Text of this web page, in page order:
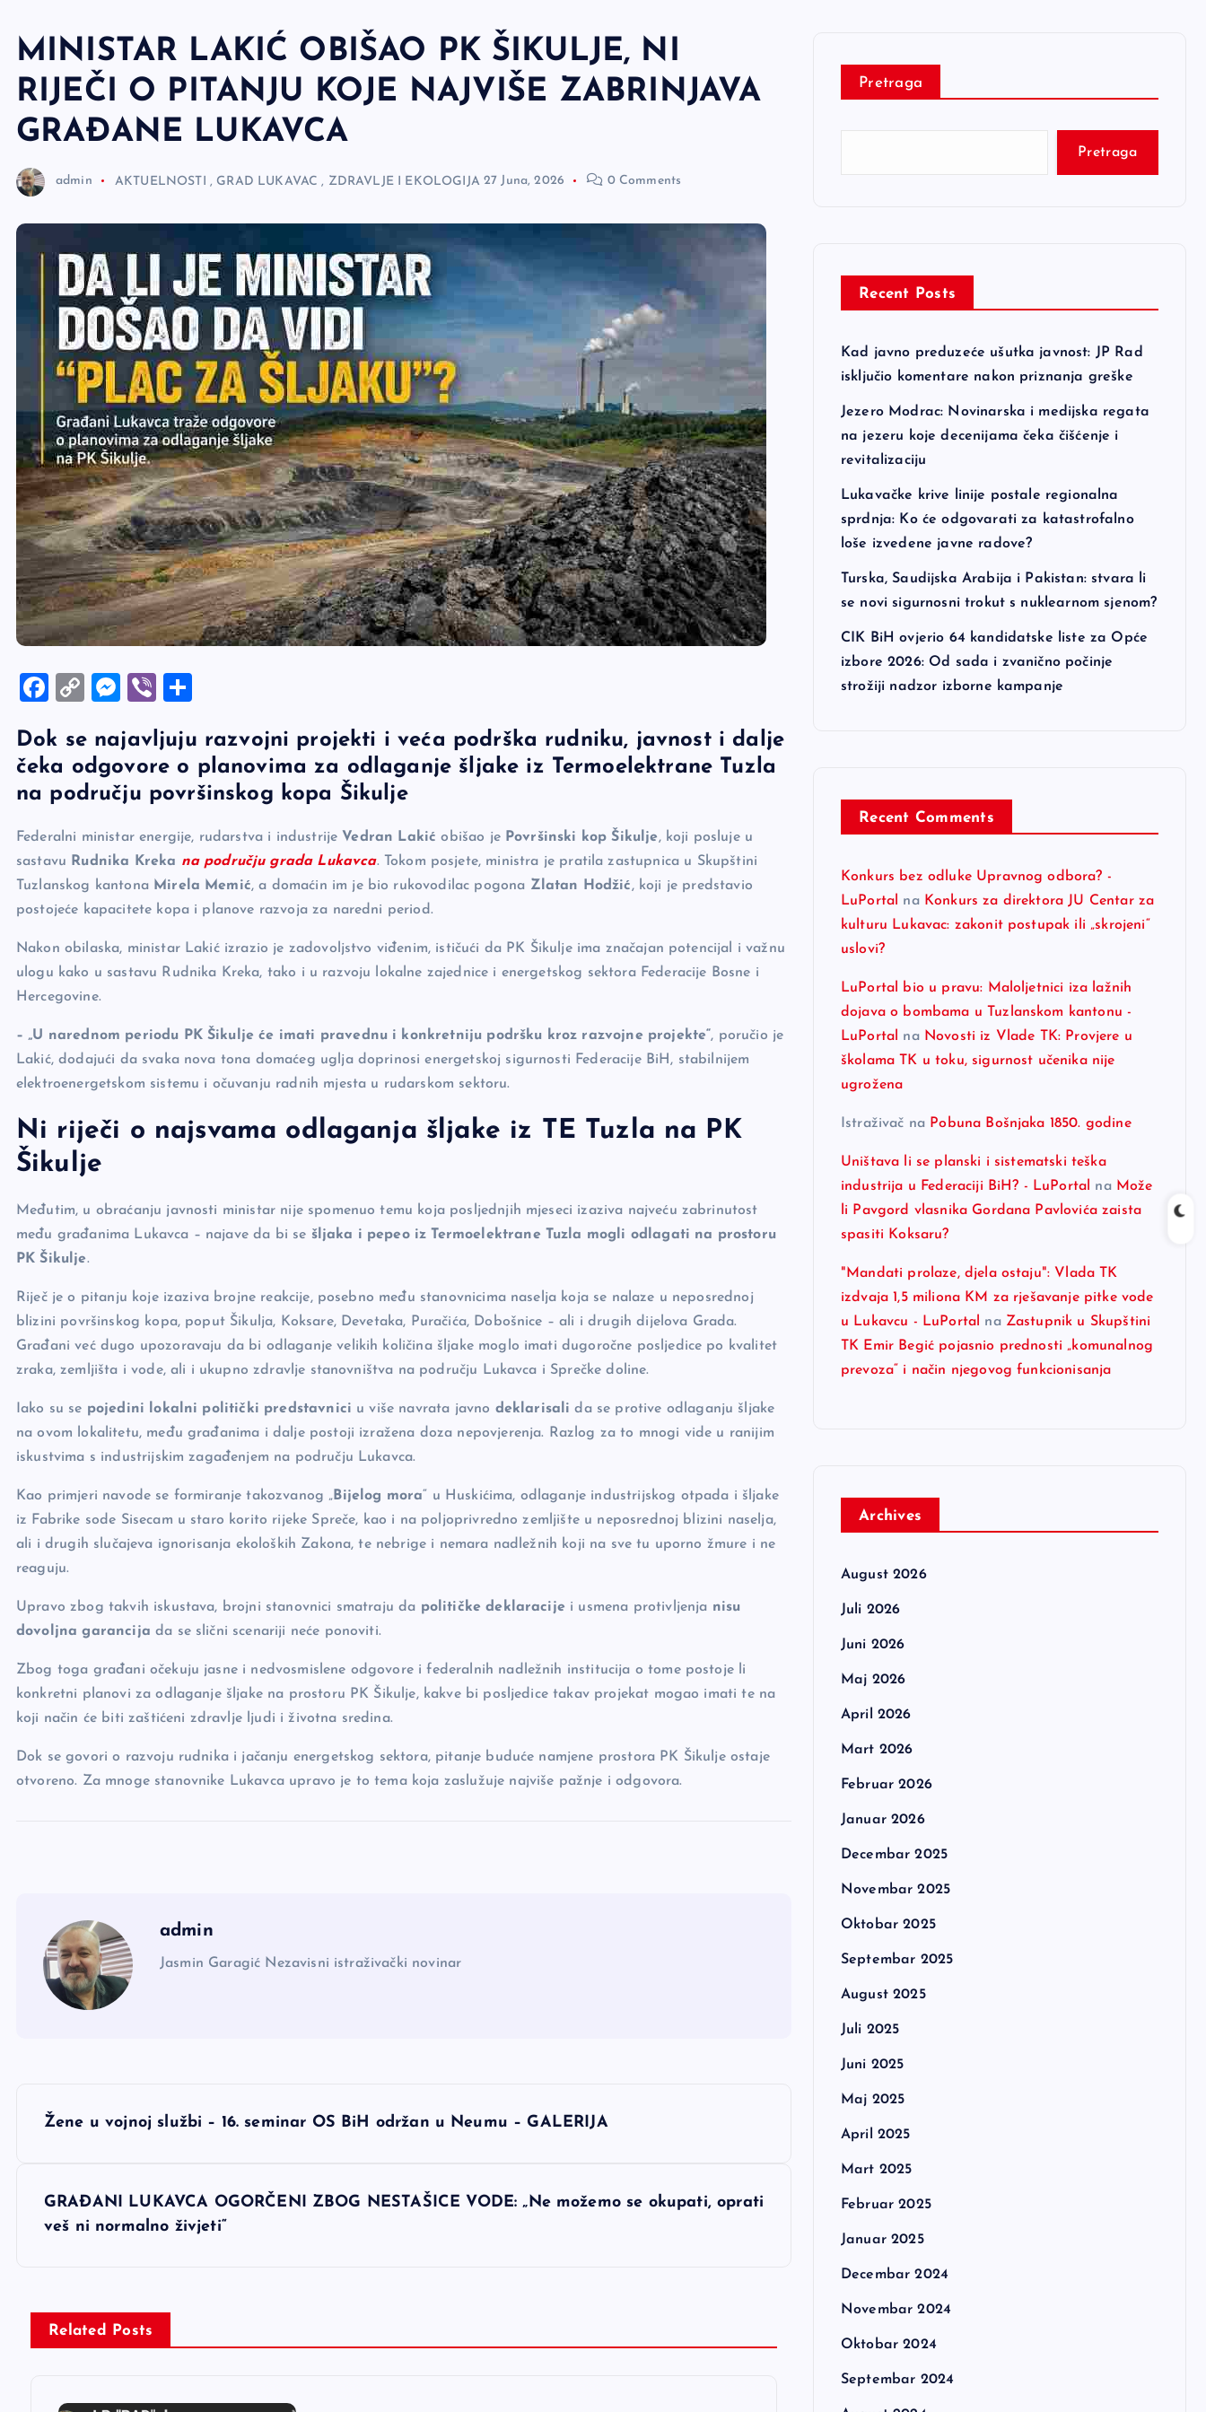
MINISTAR LAKIĆ OBIŠAO PK ŠIKULJE, NI
RIJEČI O PITANJU KOJE NAJVIŠE ZABRINJAVA
GRAĐANE LUKAVCA
admin AKTUELNOSTI , GRAD LUKAVAC , ZDRAVLJE I EKOLOGIJA 27 Juna, 2026 0 Comments
F
c
e
b
o
o
k
C
p
y
Li
n
k
M
se
n
g
er
Vi
er ar
e
Dok se najavljuju razvojni projekti i veća podrška rudniku, javnost i dalje
čeka odgovore o planovima za odlaganje šljake iz Termoelektrane Tuzla
na području površinskog kopa Šikulje
Federalni ministar energije, rudarstva i industrije Vedran Lakić obišao je Površinski kop Šikulje, koji posluje u
sastavu
Rudnika Kreka na području grada Lukavca. Tokom posjete, ministra je pratila zastupnica u Skupštini
Tuzlanskog kantona Mirela Memić, a domaćin im je bio rukovodilac pogona Zlatan Hodžić, koji je predstavio
postojeće kapacitete kopa i planove razvoja za naredni period.
Nakon obilaska, ministar Lakić izrazio je zadovoljstvo viđenim, ističući da PK Šikulje ima značajan potencijal i važnu
ulogu kako u sastavu Rudnika Kreka, tako i u razvoju lokalne zajednice i energetskog sektora Federacije Bosne i
Hercegovine.
– „U narednom periodu PK Šikulje će imati pravednu i konkretniju podršku kroz razvojne projekte“, poručio je
Lakić, dodajući da svaka nova tona domaćeg uglja doprinosi energetskoj sigurnosti Federacije BiH, stabilnijem
elektroenergetskom sistemu i očuvanju radnih mjesta u rudarskom sektoru.
Ni riječi o najsvama odlaganja šljake iz TE Tuzla na PK
Šikulje
Međutim, u obraćanju javnosti ministar nije spomenuo temu koja posljednjih mjeseci izaziva najveću zabrinutost
među građanima Lukavca – najave da bi se šljaka i pepeo iz Termoelektrane Tuzla mogli odlagati na prostoru
PK Šikulje.
Riječ je o pitanju koje izaziva brojne reakcije, posebno među stanovnicima naselja koja se nalaze u neposrednoj
blizini površinskog kopa, poput Šikulja, Koksare, Devetaka, Puračića, Dobošnice – ali i drugih dijelova Grada.
Građani već dugo upozoravaju da bi odlaganje velikih količina šljake moglo imati dugoročne posljedice po kvalitet
zraka, zemljišta i vode, ali i ukupno zdravlje stanovništva na području Lukavca i Sprečke doline.
Iako su se pojedini lokalni politički predstavnici u više navrata javno deklarisali da se protive odlaganju šljake
na ovom lokalitetu, među građanima i dalje postoji izražena doza nepovjerenja. Razlog za to mnogi vide u ranijim
iskustvima s industrijskim zagađenjem na području Lukavca.
Kao primjeri navode se formiranje takozvanog „ Bijelog mora“ u Huskićima, odlaganje industrijskog otpada i šljake
iz Fabrike sode Sisecam u staro korito rijeke Spreče, kao i na poljoprivredno zemljište u neposrednoj blizini naselja,
ali i drugih slučajeva ignorisanja ekoloških Zakona, te nebrige i nemara nadležnih koji na sve tu uporno žmure i ne
reaguju.
Upravo zbog takvih iskustava, brojni stanovnici smatraju da političke deklaracijei usmena protivljenja nisu
dovoljna garancija da se slični scenariji neće ponoviti.
Zbog toga građani očekuju jasne i nedvosmislene odgovore i federalnih nadležnih institucija o tome postoje li
konkretni planovi za odlaganje šljake na prostoru PK Šikulje, kakve bi posljedice takav projekat mogao imati te na
koji način će biti zaštićeni zdravlje ljudi i životna sredina.
Dok se govori o razvoju rudnika i jačanju energetskog sektora, pitanje buduće namjene prostora PK Šikulje ostaje
otvoreno. Za mnoge stanovnike Lukavca upravo je to tema koja zaslužuje najviše pažnje i odgovora.
admin
Jasmin Garagić Nezavisni istraživački novinar
N
g
a
Žene u vojnoj službi – 16. seminar OS BiH održan u Neumu – GALERIJA
GRAĐANI LUKAVCA OGORČENI ZBOG NESTAŠICE VODE: „Ne možemo se okupati, oprati
veš ni normalno živjeti“
Related Posts
Pretraga
Pretraga
Recent Posts
Kad javno preduzeće ušutka javnost: JP Rad
isključio komentare nakon priznanja greške
Jezero Modrac: Novinarska i medijska regata
na jezeru koje decenijama čeka čišćenje i
revitalizaciju
Lukavačke krive linije postale regionalna
sprdnja: Ko će odgovarati za katastrofalno
loše izvedene javne radove?
Turska, Saudijska Arabija i Pakistan: stvara li
se novi sigurnosni trokut s nuklearnom sjenom?
CIK BiH ovjerio 64 kandidatske liste za Opće
izbore 2026: Od sada i zvanično počinje
strožiji nadzor izborne kampanje
Recent Comments
Konkurs bez odluke Upravnog odbora? -
LuPortal
na Konkurs za direktora JU Centar za
kulturu Lukavac: zakonit postupak ili „skrojeni“
uslovi?
LuPortal bio u pravu: Maloljetnici iza lažnih
dojava o bombama u Tuzlanskom kantonu -
LuPortal
na Novosti iz Vlade TK: Provjere u
školama TK u toku, sigurnost učenika nije
ugrožena
Istraživač na Pobuna Bošnjaka 1850. godine
Uništava li se planski i sistematski teška
industrija u Federaciji BiH? - LuPortal
na Može
li Pavgord vlasnika Gordana Pavlovića zaista
spasiti Koksaru?
"Mandati prolaze, djela ostaju": Vlada TK
izdvaja 1,5 miliona KM za rješavanje pitke vode
u Lukavcu - LuPortal
na Zastupnik u Skupštini
TK Emir Begić pojasnio prednosti „komunalnog
prevoza“ i način njegovog funkcionisanja
Archives
August 2026
Juli 2026
Juni 2026
Maj 2026
April 2026
Mart 2026
Februar 2026
Januar 2026
Decembar 2025
Novembar 2025
Oktobar 2025
Septembar 2025
August 2025
Juli 2025
Juni 2025
Maj 2025
April 2025
Mart 2025
Februar 2025
Januar 2025
Decembar 2024
Novembar 2024
Oktobar 2024
Septembar 2024